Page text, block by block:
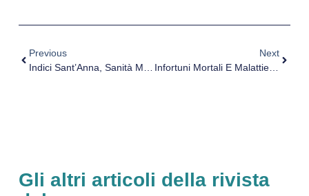
Previous
Next
Infortuni Mortali E Malattie Professionali, Online Gli Open Data Inail 2018
Gli altri articoli della rivista